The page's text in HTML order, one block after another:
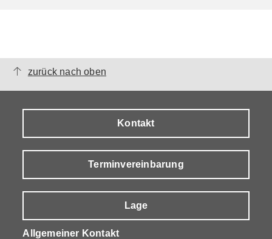
zurück nach oben
Kontakt
Terminvereinbarung
Lage
Allgemeiner Kontakt